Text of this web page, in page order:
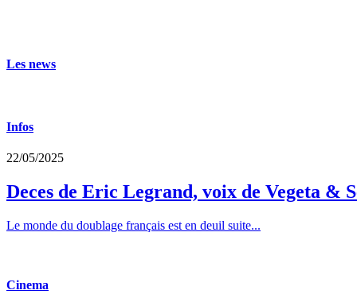
Les news
Infos
22/05/2025
Deces de Eric Legrand, voix de Vegeta &
Le monde du doublage français est en deuil suite...
Cinema